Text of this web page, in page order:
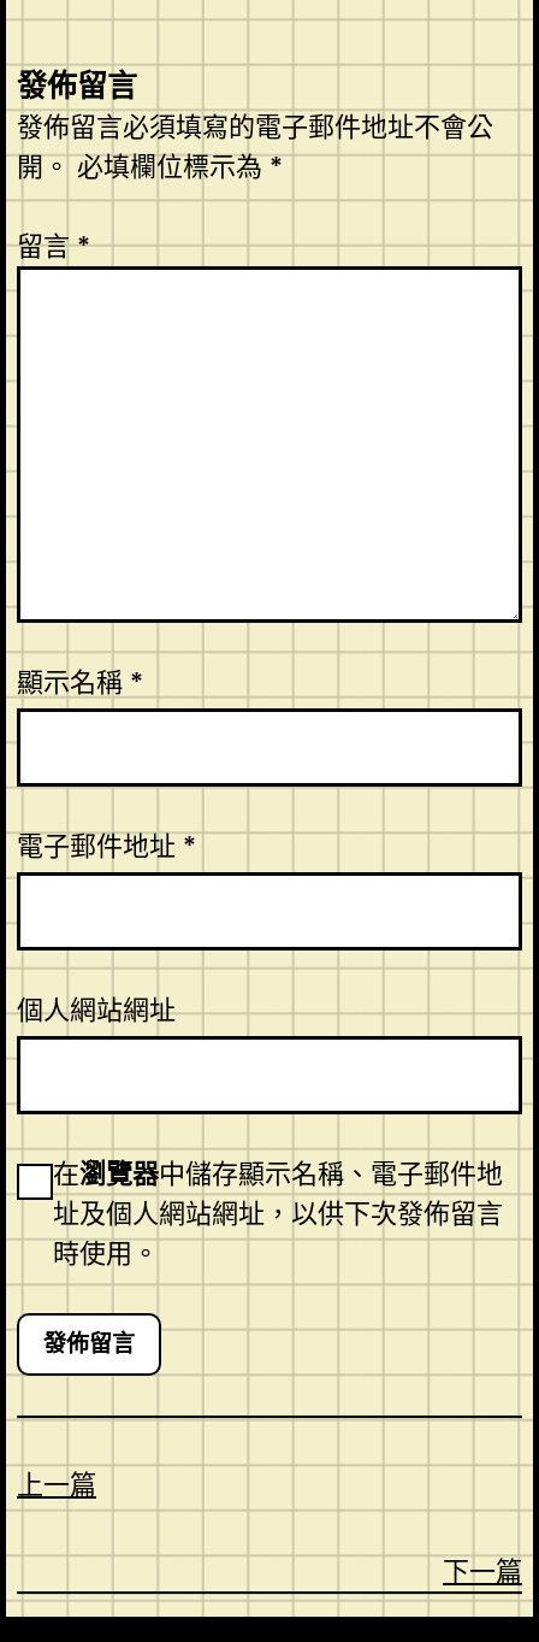
發佈留言
發佈留言必須填寫的電子郵件地址不會公
開。必填欄位標示為*
留言*
顯示名稱 *
電子郵件地址*
個人網站網址
在瀏覽器中儲存顯示名稱、電子郵件地
址及個人網站網址，以供下次發佈留言
時使用。
上一篇
下一篇